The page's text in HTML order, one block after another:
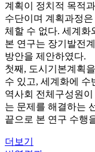
계획이 정치적 목적
수단이며 계획과정
체할 수 없다. 세계
본 연구는 장기발전
방안을 제안하였다.
첫째, 도시기본계획
수 있고, 세계화에 수
역사회 전체구성원
는 문제를 해결하는
끝으로 본 연구 수행
더보기